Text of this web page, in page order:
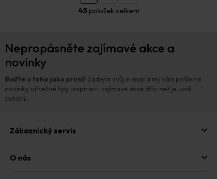
á
í
v
k
n
á
n
45 položek celkem
Nepropásněte zajímavé akce a
novinky
Buďte u toho jako první! Zadejte svůj e-mail a my vám pošleme
novinky, užitečné tipy, inspiraci i zajímavé akce dřív, než je uvidí
ostatní.
Zákaznický servis
O nás